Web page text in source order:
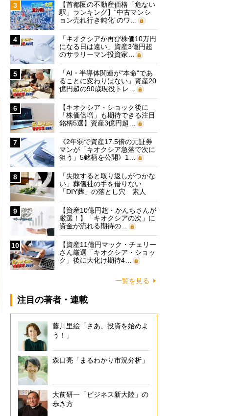
3
【首都圏の不動産価格「危ない
駅」ランキング】“中古マンシ
ョン売れ行き鈍化”のワ…
4
「キオクシアが再び株価10万円
になる日は遠い」資産3億円超
のサラリーマン投資家…
5
「AI・半導体関連が“本命”であ
ることに変わりはない」資産20
億円超の90歳現役トレ…
6
【キオクシア・ショック後に
「株価倍増」も期待できる注目
銘柄5選】資産3億円超…
7
《2年弱で資産17.5倍の元証券
マンが「キオクシア急落で次に
狙う」5銘柄を公開》1…
8
「失敗すると取り返しがつかな
い」葬儀社の手を借りない
「DIY葬」の落とし穴 素人
に…
9
【資産10億円超・かんちさんが
厳選！】「キオクシアの次」に
資金が流れる期待の…
10
【資産11億円マック・チェリー
さん厳選「キオクシア・ショッ
ク」後に大化け期待4…
一覧を見る
注目の著者・連載
藤川里絵「さあ、投資を始めよ
う！」
森口亮「まるわかり市況分析」
大前研一「ビジネス新大陸」の
歩き方